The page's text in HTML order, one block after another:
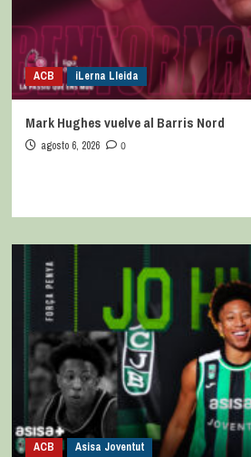
ACB iLerna Lleida
Mark Hughes vuelve al Barris Nord
agosto 6, 2026 0
ACB Asisa Joventut